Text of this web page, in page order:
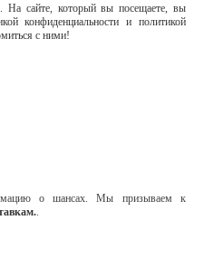
сайте, который вы посещаете, вы
конфиденциальности и политикой
с ними!
о шансах. Мы призываем к